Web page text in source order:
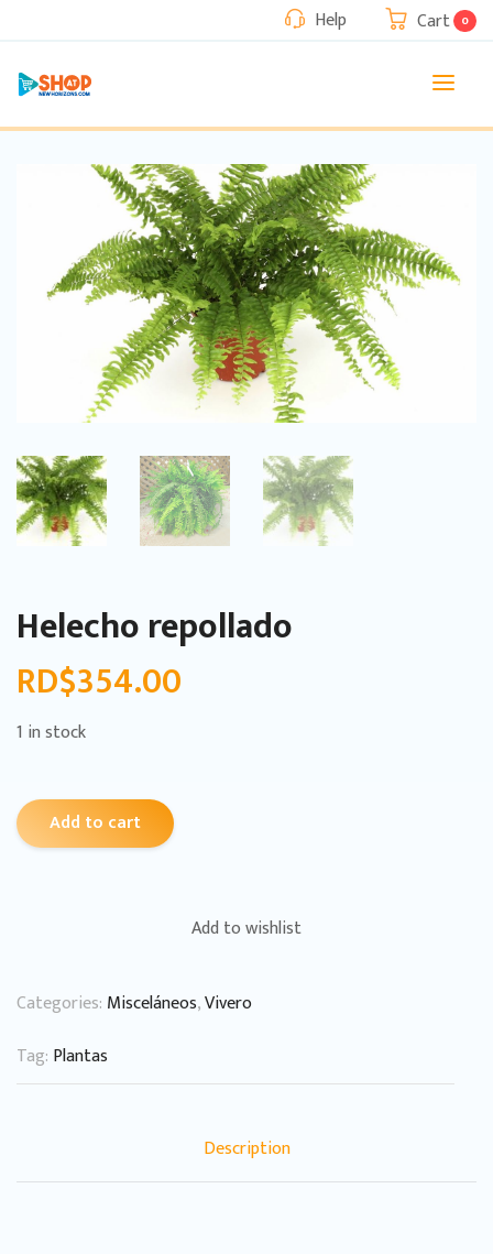
Help Cart 0
Helecho repollado
RD$354.00
1 in stock
Add to cart
Add to wishlist
Categories: Misceláneos,Vivero
Tag: Plantas
Description